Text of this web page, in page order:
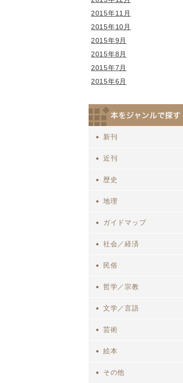
2015年11月
2015年10月
2015年9月
2015年8月
2015年7月
2015年6月
新刊
近刊
歴史
地理
ガイドマップ
社会／経済
民俗
哲学／宗教
文学／言語
芸術
絵本
その他